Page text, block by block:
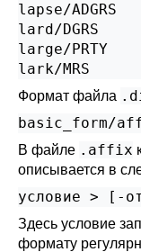
lapse/ADGRS
lard/DGRS
large/PRTY
lark/MRS
Формат файла
basic_form/
В файле .affix
описывается в
условие > [-
Здесь условие
формату